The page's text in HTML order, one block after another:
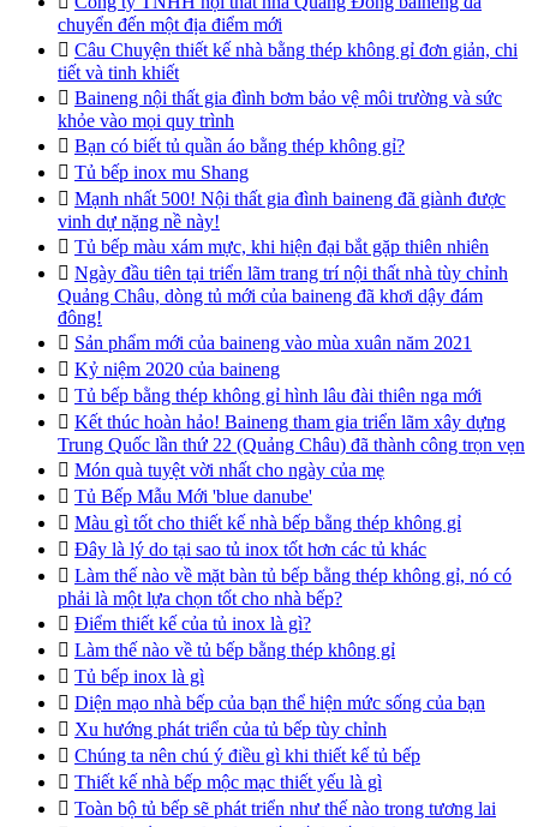
chuyển đến một địa điểm mới
 Câu Chuyện thiết kế nhà bằng thép không gỉ đơn giản, chi
tiết và tinh khiết
 Baineng nội thất gia đình bơm bảo vệ môi trường và sức
khỏe vào mọi quy trình
 Bạn có biết tủ quần áo bằng thép không gỉ?
 Tủ bếp inox mu Shang
 Mạnh nhất 500! Nội thất gia đình baineng đã giành được
vinh dự nặng nề này!
 Tủ bếp màu xám mực, khi hiện đại bắt gặp thiên nhiên
 Ngày đầu tiên tại triển lãm trang trí nội thất nhà tùy chỉnh
Quảng Châu, dòng tủ mới của baineng đã khơi dậy đám
đông!
 Sản phẩm mới của baineng vào mùa xuân năm 2021
 Kỷ niệm 2020 của baineng
 Tủ bếp bằng thép không gỉ hình lâu đài thiên nga mới
 Kết thúc hoàn hảo! Baineng tham gia triển lãm xây dựng
Trung Quốc lần thứ 22 (Quảng Châu) đã thành công trọn vẹn
 Món quà tuyệt vời nhất cho ngày của mẹ
 Tủ Bếp Mẫu Mới 'blue danube'
 Màu gì tốt cho thiết kế nhà bếp bằng thép không gỉ
 Đây là lý do tại sao tủ inox tốt hơn các tủ khác
 Làm thế nào về mặt bàn tủ bếp bằng thép không gỉ, nó có
phải là một lựa chọn tốt cho nhà bếp?
 Điểm thiết kế của tủ inox là gì?
 Làm thế nào về tủ bếp bằng thép không gỉ
 Tủ bếp inox là gì
 Diện mạo nhà bếp của bạn thể hiện mức sống của bạn
 Xu hướng phát triển của tủ bếp tùy chỉnh
 Chúng ta nên chú ý điều gì khi thiết kế tủ bếp
 Thiết kế nhà bếp mộc mạc thiết yếu là gì
 Toàn bộ tủ bếp sẽ phát triển như thế nào trong tương lai